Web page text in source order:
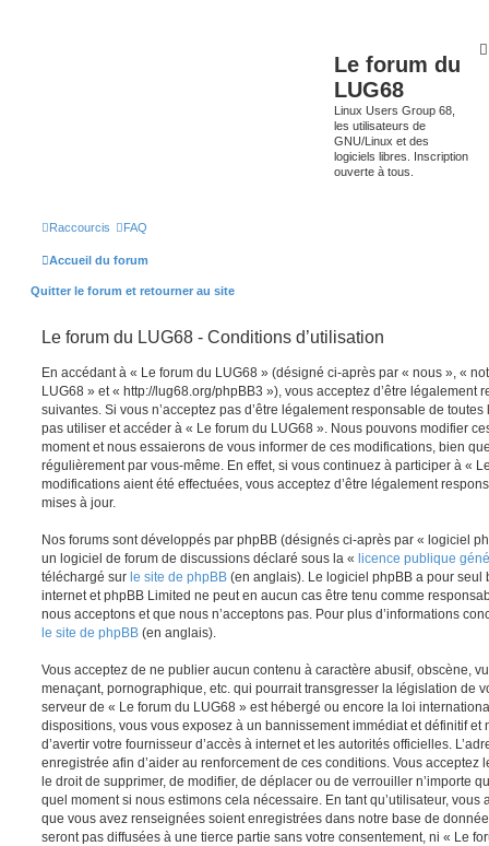
Le forum du
LUG68
Linux Users Group 68,
les utilisateurs de
GNU/Linux et des
logiciels libres. Inscription
ouverte à tous.
Raccourcis FAQ
Accueil du forum
Quitter le forum et retourner au site
Le forum du LUG68 - Conditions d’utilisation
En accédant à « Le forum du LUG68 » (désigné ci-après par « nous », «
LUG68 » et « http://lug68.org/phpBB3 »), vous acceptez d’être légalement
suivantes. Si vous n’acceptez pas d’être légalement responsable de
pas utiliser et accéder à « Le forum du LUG68 ». Nous pouvons modifier
moment et nous essaierons de vous informer de ces modifications, bien
régulièrement par vous-même. En effet, si vous continuez à participer à «
modifications aient été effectuées, vous acceptez d’être légalement
mises à jour.
Nos forums sont développés par phpBB (désignés ci-après par « logiciel
un logiciel de forum de discussions déclaré sous la « licence publique
téléchargé sur le site de phpBB (en anglais). Le logiciel phpBB a pour seul
internet et phpBB Limited ne peut en aucun cas être tenu comme
nous acceptons et que nous n’acceptons pas. Pour plus d’informations
le site de phpBB (en anglais).
Vous acceptez de ne publier aucun contenu à caractère abusif, obscène,
menaçant, pornographique, etc. qui pourrait transgresser la législation de
serveur de « Le forum du LUG68 » est hébergé ou encore la loi
dispositions, vous vous exposez à un bannissement immédiat et définitif et
d’avertir votre fournisseur d’accès à internet et les autorités officielles.
enregistrée afin d’aider au renforcement de ces conditions. Vous acceptez
le droit de supprimer, de modifier, de déplacer ou de verrouiller n’importe
quel moment si nous estimons cela nécessaire. En tant qu’utilisateur,
que vous avez renseignées soient enregistrées dans notre base de
seront pas diffusées à une tierce partie sans votre consentement, ni « Le